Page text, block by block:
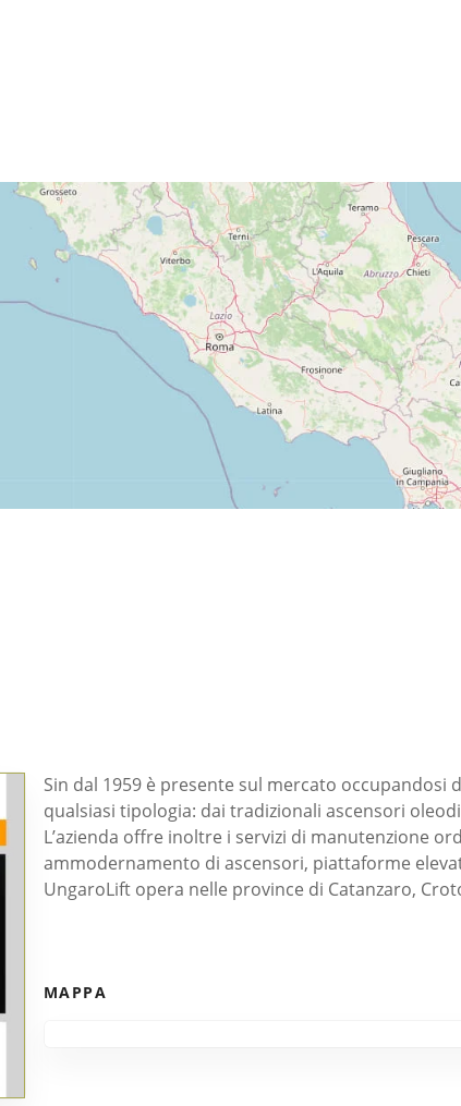
Sin dal 1959 è presente sul mercato
qualsiasi tipologia: dai tradizionali ascensori
L’azienda offre inoltre i servizi di manutenzione
ammodernamento di ascensori, piattaforme
UngaroLift opera nelle province di Catanzaro,
MAPPA